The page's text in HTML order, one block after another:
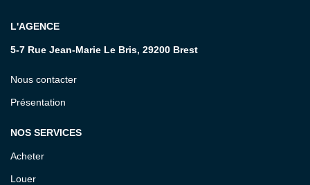
L'AGENCE
5-7 Rue Jean-Marie Le Bris, 29200 Brest
Nous contacter
Présentation
NOS SERVICES
Acheter
Louer